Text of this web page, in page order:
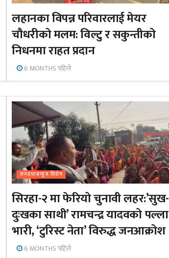
लहानका विपन्न परिवारलाई मेयर
चौधरीको मलम: विल्टु र सकुन्तीको
निधनमा राहत प्रदान
6 MONTHS पहिले
जनप्रभाबन्युज विशेष
सिरहा-२ मा फेरियो चुनावी लहर:’सुख-
दुःखका साथी’ रामचन्द्र यादवको पल्ला
भारी, ‘टुरिस्ट नेता’ विरुद्ध जनआक्रोश
6 MONTHS पहिले